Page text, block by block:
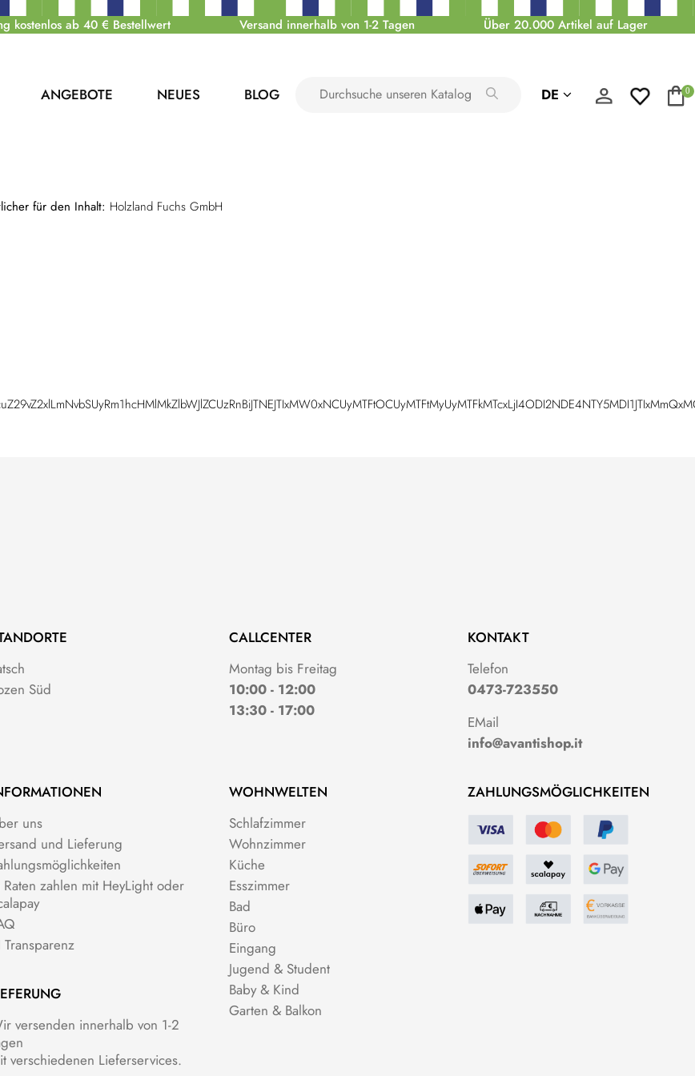
kostenlos ab 40 € Bestellwert Versand innerhalb von 1-2 Tagen Über 20.000 Artikel auf Lager
ANGEBOTE NEUES BLOG DE 0
für den Inhalt: Holzland Fuchs GmbH
Süd
CALLCENTER
Montag bis Freitag
10:00 - 12:00
13:30 - 17:00
KONTAKT
Telefon
0473-723550
EMail
info@avantishop.it
uns
und Lieferung
Raten zahlen mit HeyLight oder
Transparenz
versenden innerhalb von 1-2
verschiedenen Lieferservices.
WOHNWELTEN
Schlafzimmer
Wohnzimmer
Küche
Esszimmer
Bad
Büro
Eingang
Jugend & Student
Baby & Kind
Garten & Balkon
ZAHLUNGSMÖGLICHKEITEN